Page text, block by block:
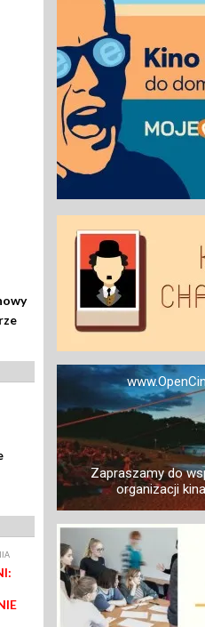
Zapraszamy do
organizacji